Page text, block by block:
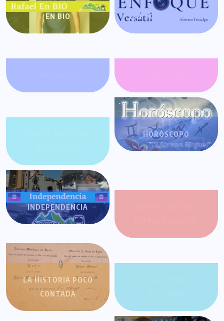
EN BIO ENFOQUE VERSÁTIL
HORÓSCOPO
INDEPENDENCIA
LA HISTORIA POCO
CONTADA